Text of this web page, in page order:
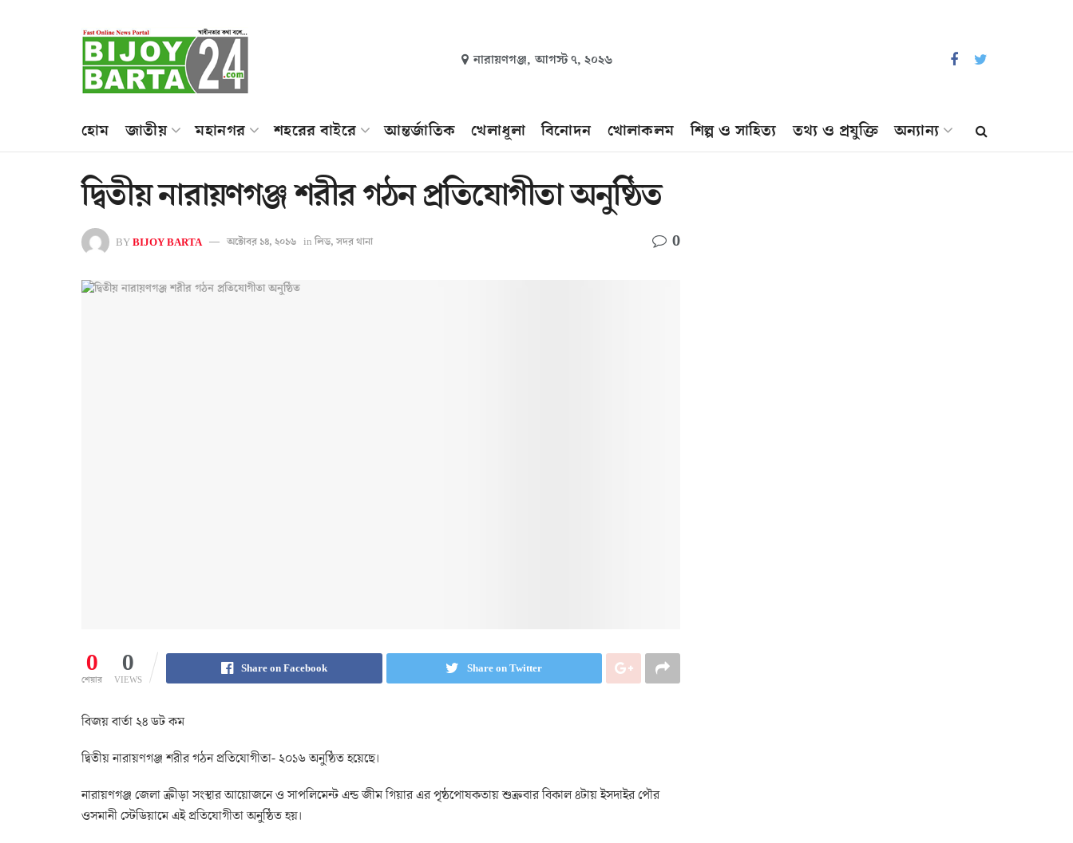
নারায়ণগঞ্জ, আগস্ট ৭, ২০২৬
হোম জাতীয় মহানগর শহরের বাইরে আন্তর্জাতিক খেলাধূলা বিনোদন খোলাকলম শিল্প ও সাহিত্য তথ্য ও প্রযুক্তি অন্যান্য
দ্বিতীয় নারায়ণগঞ্জ শরীর গঠন প্রতিযোগীতা অনুষ্ঠিত
BYBIJOY BARTA অক্টোবর ১৪, ২০১৬ in লিড, সদর থানা 0
0
শেয়ার
0
VIEWS
Share on Facebook Share on Twitter
বিজয় বার্তা ২৪ ডট কম
দ্বিতীয় নারায়ণগঞ্জ শরীর গঠন প্রতিযোগীতা- ২০১৬ অনুষ্ঠিত হয়েছে।
নারায়ণগঞ্জ জেলা ক্রীড়া সংস্থার আয়োজনে ও সাপলিমেন্ট এন্ড জীম গিয়ার এর পৃষ্ঠপোষকতায় শুক্রবার বিকাল ৪টায় ইসদাইর পৌর
ওসমানী স্টেডিয়ামে এই প্রতিযোগীতা অনুষ্ঠিত হয়।